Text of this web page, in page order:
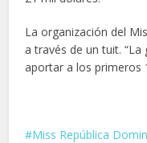
La organización del
a través de un tuit.
aportar a los primeros
Miss República